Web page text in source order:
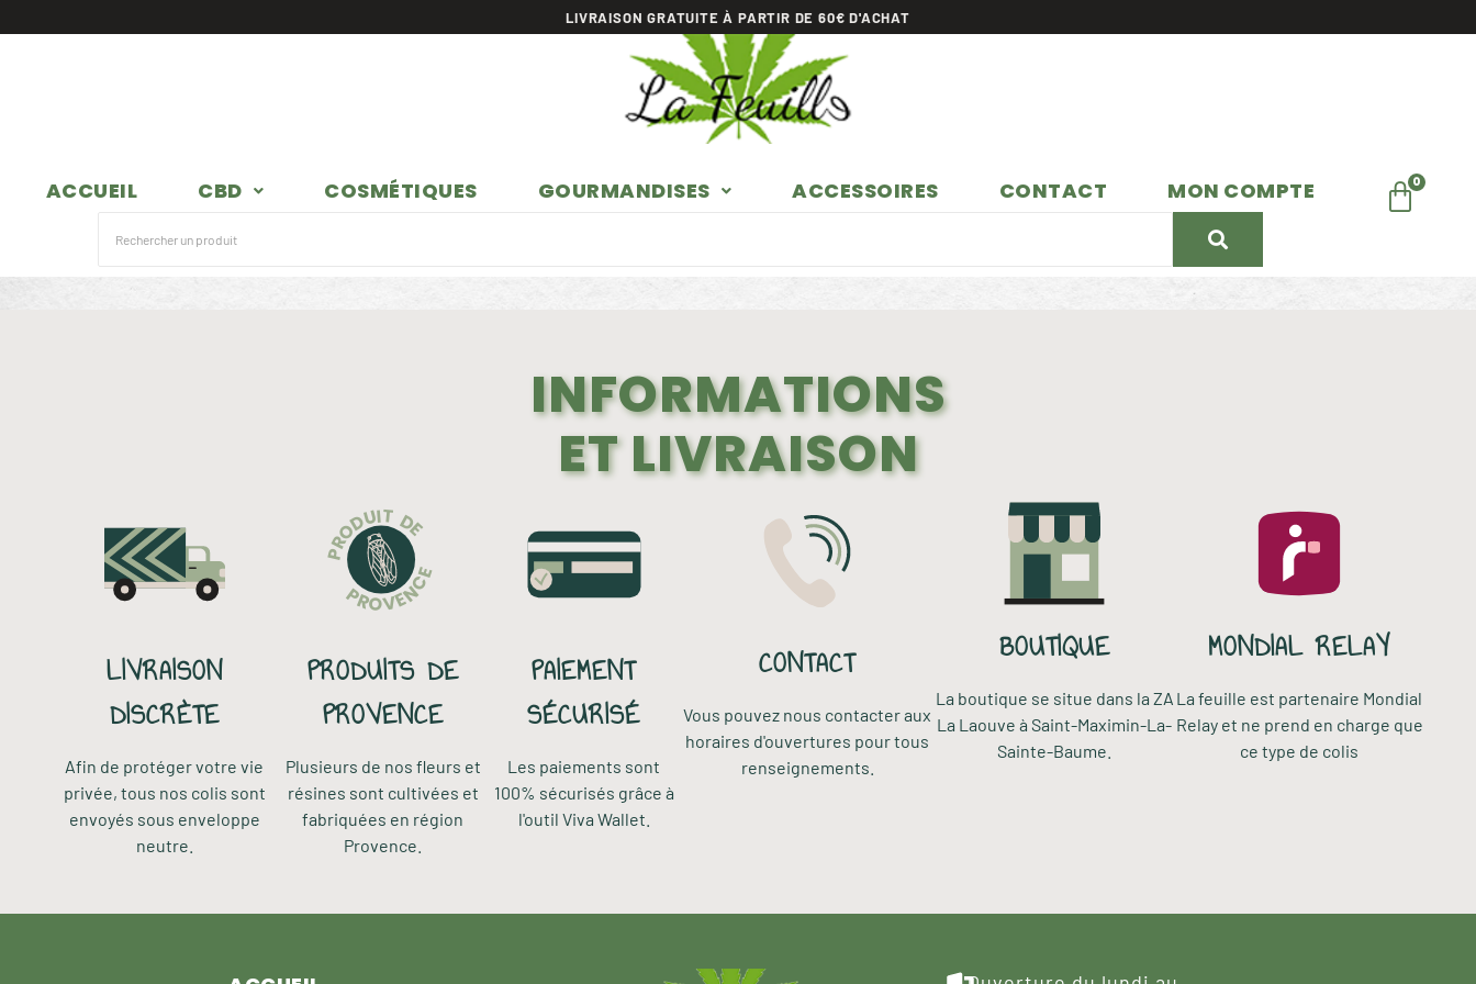
LIVRAISON GRATUITE À PARTIR DE 60€ D'ACHAT
ACCUEIL CBD COSMÉTIQUES GOURMANDISES ACCESSOIRES CONTACT MON COMPTE
INFORMATIONS
ET LIVRAISON
LIVRAISON
DISCRÈTE
Afin de protéger votre vie
privée, tous nos colis sont
envoyés sous enveloppe
neutre.
P
ROVE
N
C
E
P
R
O
DUITD
E
PRODUITS DE
PROVENCE
Plusieurs de nos fleurs et
résines sont cultivées et
fabriquées en région
Provence.
PAIEMENT
SÉCURISÉ
Les paiements sont
100% sécurisés grâce à
l'outil Viva Wallet.
CONTACT
Vous pouvez nous contacter aux
horaires d'ouvertures pour tous
renseignements.
BOUTIQUE
La boutique se situe dans la ZA
La Laouve à Saint-Maximin-La-
Sainte-Baume.
MONDIAL RELAY
La feuille est partenaire Mondial
Relay et ne prend en charge que
ce type de colis